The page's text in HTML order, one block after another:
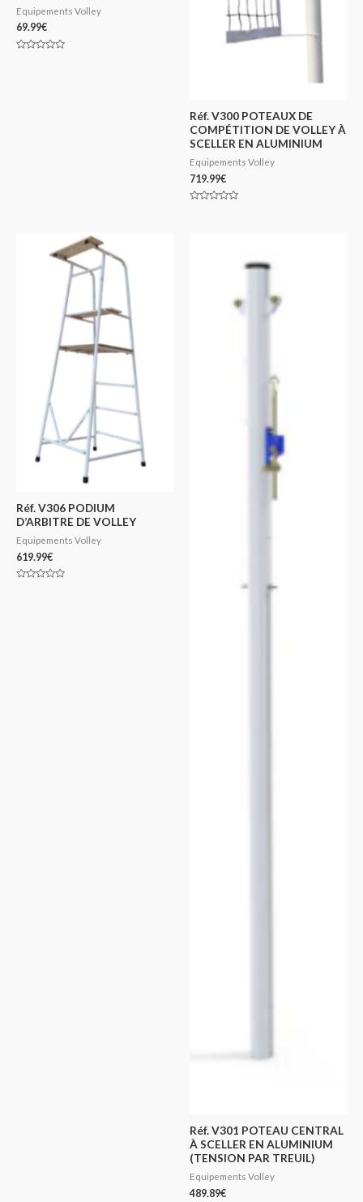
Equipements Volley
69.99€
Réf. V300 POTEAUX DE
COMPÉTITION DE VOLLEY À
SCELLER EN ALUMINIUM
Equipements Volley
719.99€
Réf. V306 PODIUM
D’ARBITRE DE VOLLEY
Equipements Volley
619.99€
Réf. V301 POTEAU CENTRAL
À SCELLER EN ALUMINIUM
(TENSION PAR TREUIL)
Equipements Volley
489.89€